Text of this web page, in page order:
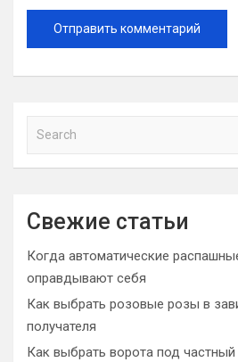
a
c
Свежие статьи
Когда автоматические
оправдывают себя
Как выбрать розовые розы в
получателя
Как выбрать ворота под